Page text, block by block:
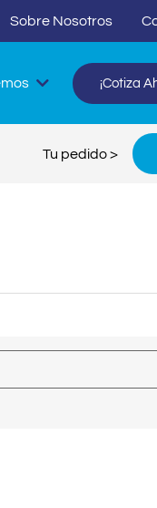
Sobre Nosotros
¡Cotiza
Tu pedido >